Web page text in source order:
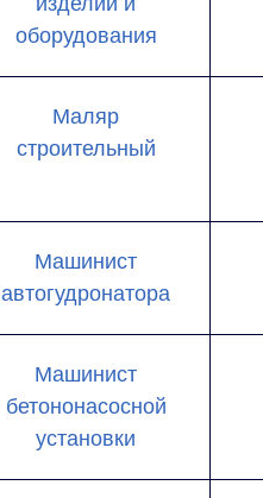
оборудования
Маляр
строительный
Машинист
автогудронатора
Машинист
бетононасосной
установки